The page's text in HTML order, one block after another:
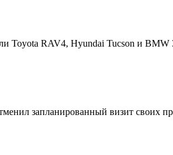
Toyota RAV4, Hyundai Tucson и BMW
запланированный визит своих